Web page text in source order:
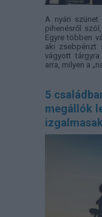
A nyári
pihenésről
Egyre többen
aki zsebpénzt
vágyott
arra, milyen a
5
megállók